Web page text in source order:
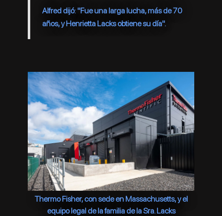
Alfred dijó: "Fue una larga lucha, más de 70
años, y Henrietta Lacks obtiene su día".
Thermo Fisher, con sede en Massachusetts, y el
equipo legal de la familia de la Sra. Lacks